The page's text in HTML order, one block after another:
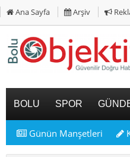
Ana Sayfa Arşiv
BOLU SPOR
Günün Manşetleri